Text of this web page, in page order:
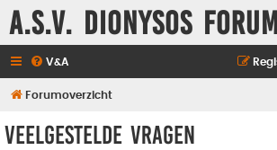
A.S.V. Dionysos Forum
V&A
Forumoverzicht
Veelgestelde vragen